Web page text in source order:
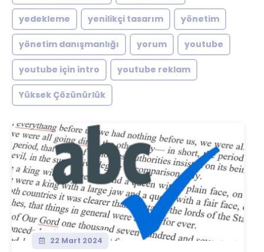
yedekleme yenilikçi tasarım yönetim
yönetim danışmanlığı yorum youtube
youtube için intro youtube reklam
Yüksek Çözünürlük
22 Mart 2024